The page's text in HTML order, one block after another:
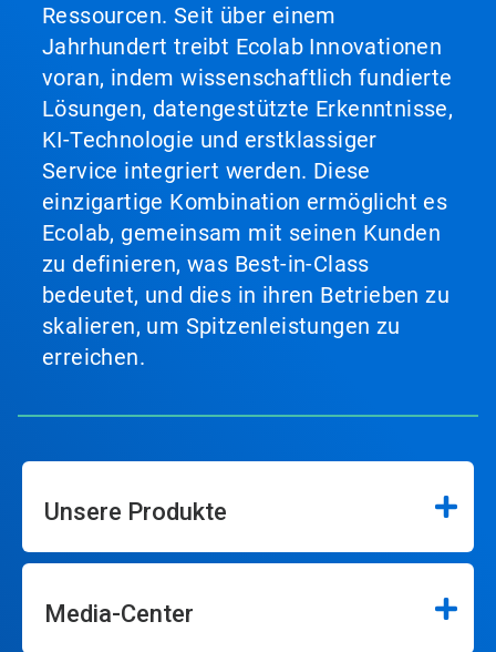
Ressourcen. Seit über einem
Jahrhundert treibt Ecolab Innovationen
voran, indem wissenschaftlich fundierte
Lösungen, datengestützte Erkenntnisse,
KI-Technologie und erstklassiger
Service integriert werden. Diese
einzigartige Kombination ermöglicht es
Ecolab, gemeinsam mit seinen Kunden
zu definieren, was Best-in-Class
bedeutet, und dies in ihren Betrieben zu
skalieren, um Spitzenleistungen zu
erreichen.
Unsere Produkte
Media-Center